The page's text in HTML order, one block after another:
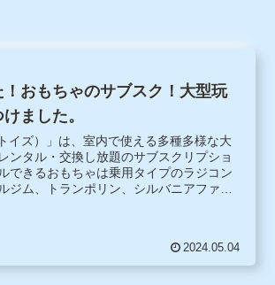
おもちゃのサブスク！大型玩
ました。
イズ）」は、室内で使える多種多様な大
ンタル・交換し放題のサブスクリプショ
できるおもちゃは乗用タイプのラジコン
ジム、トランポリン、シルバニアファミ
2024.05.04